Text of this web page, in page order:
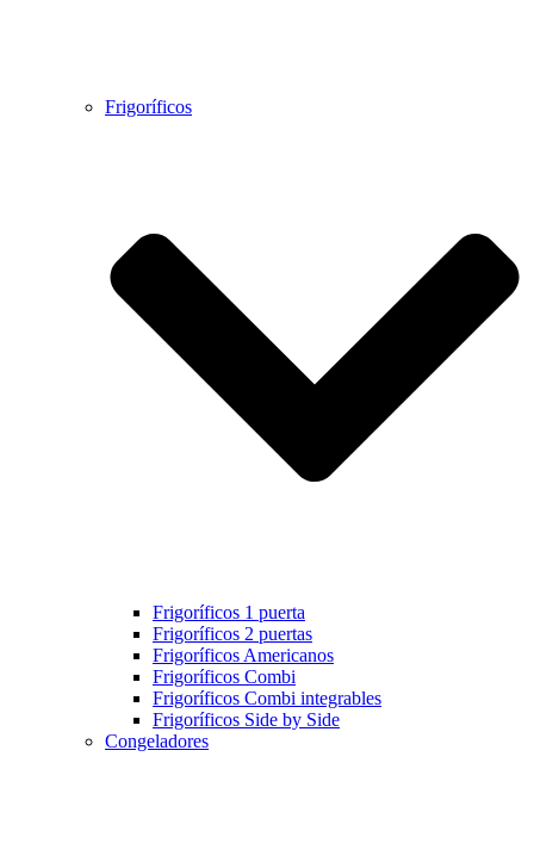
Frigoríficos
Frigoríficos 1 puerta
Frigoríficos 2 puertas
Frigoríficos Americanos
Frigoríficos Combi
Frigoríficos Combi integrables
Frigoríficos Side by Side
Congeladores